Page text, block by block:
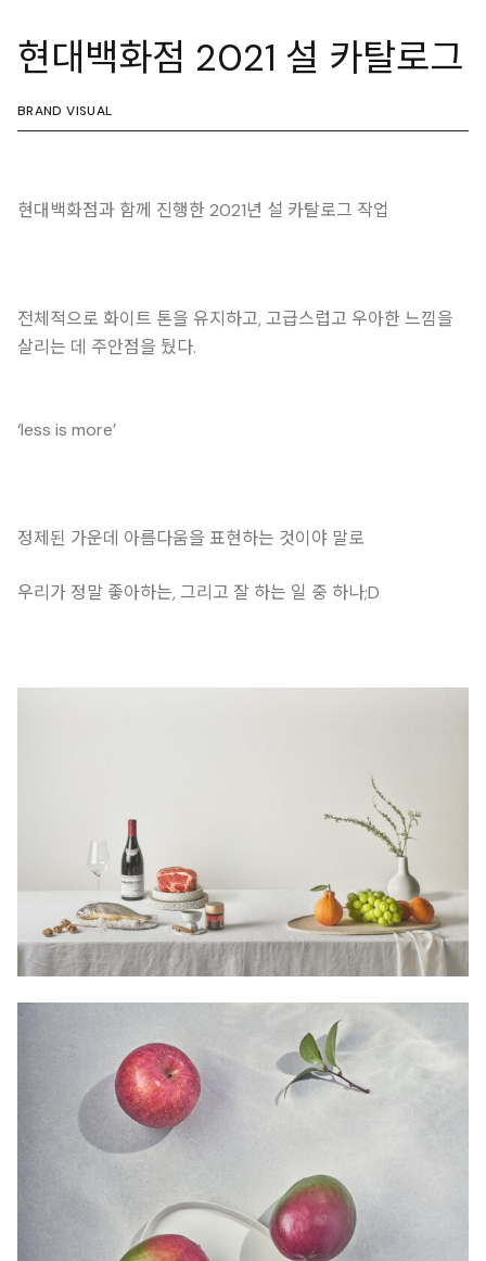
현대백화점 2021 설 카탈로그
BRAND VISUAL
현대백화점과 함께 진행한 2021년 설 카탈로그 작업
전체적으로 화이트 톤을 유지하고, 고급스럽고 우아한 느낌을
살리는 데 주안점을 뒀다.
‘less is more’
정제된 가운데 아름다움을 표현하는 것이야 말로
우리가 정말 좋아하는, 그리고 잘 하는 일 중 하나;D